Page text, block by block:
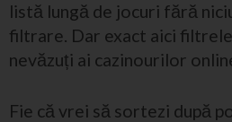
listă lungă de jocuri fără
filtrare. Dar exact aici
nevăzuți ai cazinourilor
Fie că vrei să sortezi după